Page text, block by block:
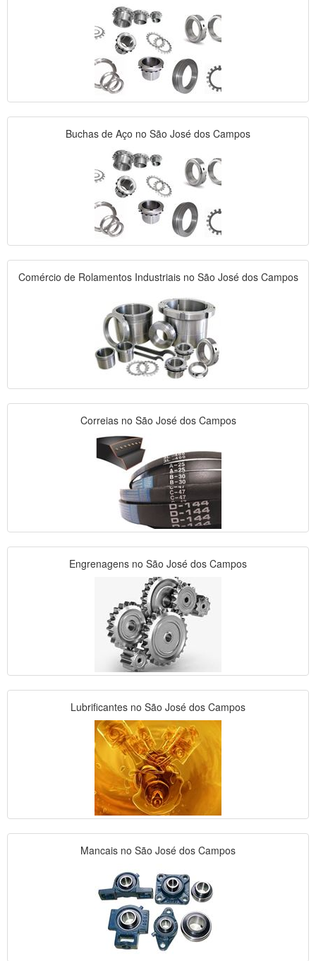
Buchas de Aço no São José dos Campos
Comércio de Rolamentos Industriais no São José dos Campos
Correias no São José dos Campos
Engrenagens no São José dos Campos
Lubrificantes no São José dos Campos
Mancais no São José dos Campos